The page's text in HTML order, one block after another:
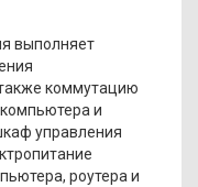
выполняет
коммутацию
и
управления
роутера и